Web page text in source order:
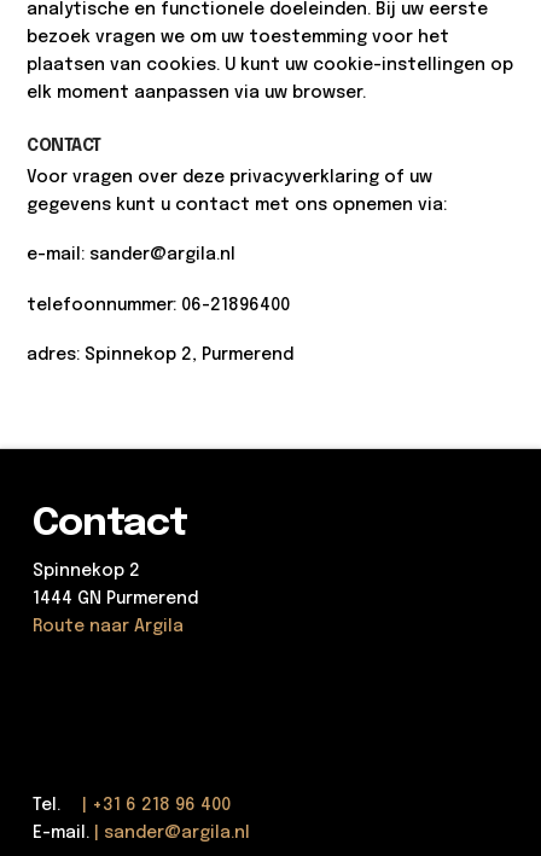
analytische en functionele doeleinden. Bij uw eerste
bezoek vragen we om uw toestemming voor het
plaatsen van cookies. U kunt uw cookie-instellingen op
elk moment aanpassen via uw browser.
CONTACT
Voor vragen over deze privacyverklaring of uw
gegevens kunt u contact met ons opnemen via:
e-mail: sander@argila.nl
telefoonnummer: 06-21896400
adres: Spinnekop 2, Purmerend
Contact
Spinnekop 2
1444 GN Purmerend
Route naar Argila
Tel.
| +31 6 218 96 400
E-mail.
| sander@argila.nl